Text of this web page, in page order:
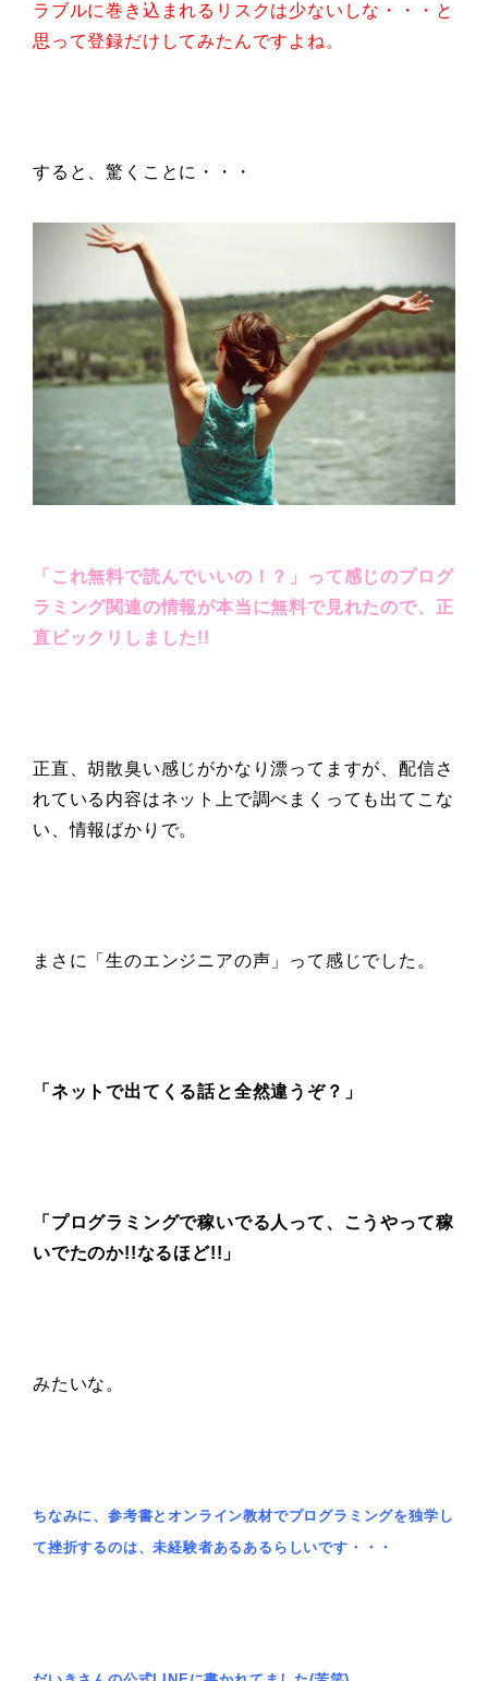
ラブルに巻き込まれるリスクは少ないしな・・・と
思って登録だけしてみたんですよね。
すると、驚くことに・・・
「これ無料で読んでいいの！？」って感じのプログ
ラミング関連の情報が本当に無料で見れたので、正
直ビックリしました!!
正直、胡散臭い感じがかなり漂ってますが、配信さ
れている内容はネット上で調べまくっても出てこな
い、情報ばかりで。
まさに「生のエンジニアの声」って感じでした。
「ネットで出てくる話と全然違うぞ？」
「プログラミングで稼いでる人って、こうやって稼
いでたのか!!なるほど!!」
みたいな。
ちなみに、参考書とオンライン教材でプログラミングを独学し
て挫折するのは、未経験者あるあるらしいです・・・